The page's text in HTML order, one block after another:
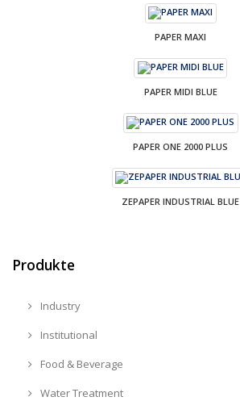
PAPER MAXI
PAPER MIDI BLUE
PAPER ONE 2000 PLUS
ZEPAPER INDUSTRIAL BLUE
Produkte
Industry
Institutional
Food & Beverage
Water Treatment